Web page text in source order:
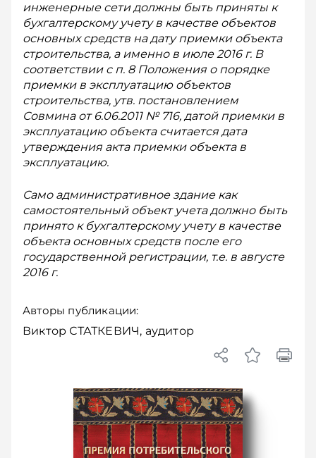
инженерные сети должны быть приняты к
бухгалтерскому учету в качестве объектов
основных средств на дату приемки объекта
строительства, а именно в июле 2016 г. В
соответствии с п. 8 Положения о порядке
приемки в эксплуатацию объектов
строительства, утв. постановлением
Совмина от 6.06.2011 № 716, датой приемки в
эксплуатацию объекта считается дата
утверждения акта приемки объекта в
эксплуатацию.
Само административное здание как
самостоятельный объект учета должно быть
принято к бухгалтерскому учету в качестве
объекта основных средств после его
государственной регистрации, т.е. в августе
2016 г.
Авторы публикации:
Виктор СТАТКЕВИЧ, аудитор